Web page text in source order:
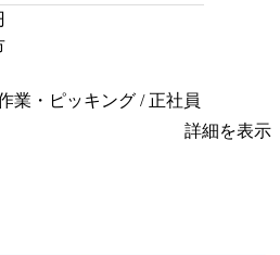
業・ピッキング / 正社員
詳細を表示